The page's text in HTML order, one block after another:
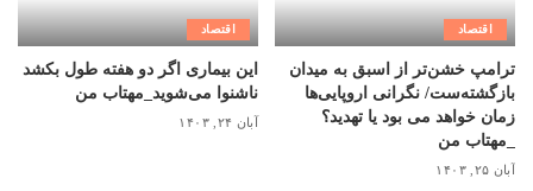
اقتصاد
ترامپ خشن‌تر از اسبق به میدان
بازگشته‌ست/ نگرانی اروپایی‌ها
زمان خواهد می بود یا تهدید؟
_مهتاب من
آبان ۲۵, ۱۴۰۳
اقتصاد
این بیماری اگر دو هفته طول بکشد
ناشنوا می‌شوید_مهتاب من
آبان ۲۴, ۱۴۰۳